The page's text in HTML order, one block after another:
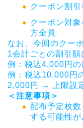
クーポン割
クーポン対
方全員
なお、今回のクー
1会計ごとの割引
例：税込4,000円
例：税込10,000円
2,000円 → 上限設
＜注意事項＞
配布予定枚数
する可能性が